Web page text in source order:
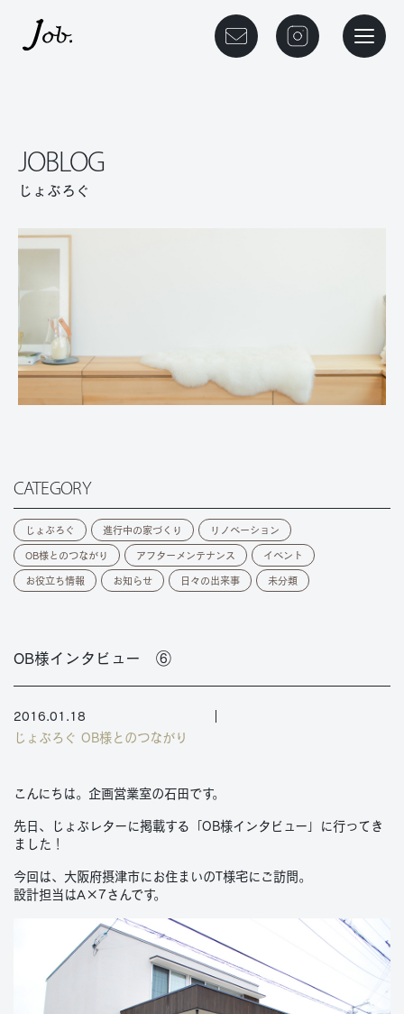
メニュ
JOBLOG
じょぶろぐ
CATEGORY
じょぶろぐ 進行中の家づくり リノベーション
OB様とのつながり アフターメンテナンス イベント
お役立ち情報 お知らせ 日々の出来事 未分類
OB様インタビュー ⑥
2016.01.18
じょぶろぐ OB様とのつながり
こんにちは。企画営業室の石田です。
先日、じょぶレターに掲載する「OB様インタビュー」に行ってき
ました！
今回は、大阪府摂津市にお住まいのT様宅にご訪問。
設計担当はA×7さんです。